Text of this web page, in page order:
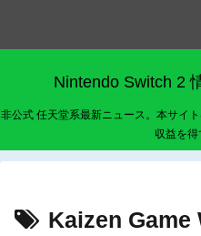
Nintendo Switch 2
非公式 任天堂系最新ニュース。本サイ
収益を得
Kaizen Game